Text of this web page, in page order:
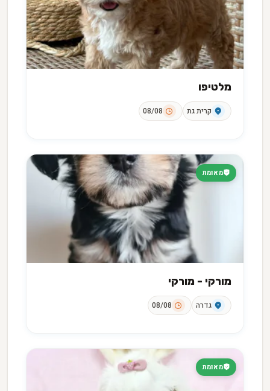
מלטיפו
קרית גת 08/08
מאומת
מורקי - מורקי
גדרה 08/08
מאומת